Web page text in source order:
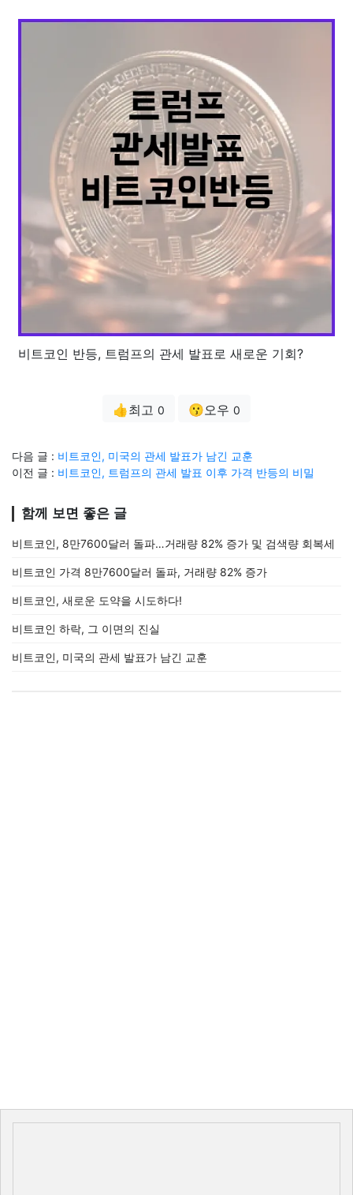
비트코인 반등, 트럼프의 관세 발표로 새로운 기회?
👍최고 0 😗오우 0
다음 글 : 비트코인, 미국의 관세 발표가 남긴 교훈
이전 글 : 비트코인, 트럼프의 관세 발표 이후 가격 반등의 비밀
함께 보면 좋은 글
비트코인, 8만7600달러 돌파…거래량 82% 증가 및 검색량 회복세
비트코인 가격 8만7600달러 돌파, 거래량 82% 증가
비트코인, 새로운 도약을 시도하다!
비트코인 하락, 그 이면의 진실
비트코인, 미국의 관세 발표가 남긴 교훈